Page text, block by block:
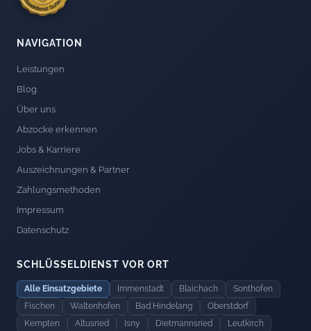
NAVIGATION
Leistungen
Blog
Über uns
Abzocke erkennen
Jobs & Karriere
Auszeichnungen & Partner
Zahlungsmethoden
Impressum
Datenschutz
SCHLÜSSELDIENST VOR ORT
Alle Einsatzgebiete Immenstadt Blaichach
Sonthofen
Fischen
Waltenhofen Bad Hindelang
Oberstdorf
Kempten
Altusried Isny Dietmannsried
Leutkirch